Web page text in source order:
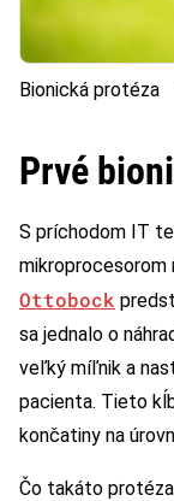
Bionická protéza
Prvé
S príchodom IT
mikroprocesorom
Ottobock
sa jednalo o
veľký míľnik a
pacienta. Tieto
končatiny na
Čo takáto